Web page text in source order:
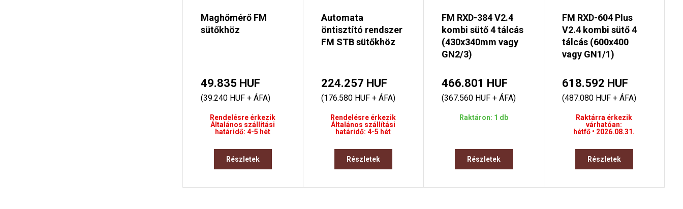
Maghőmérő FM
sütőkhöz
49.835 HUF
(39.240 HUF + ÁFA)
Rendelésre érkezik
Általános szállítási
határidő: 4-5 hét
Részletek
Automata
öntisztító rendszer
FM STB sütőkhöz
224.257 HUF
(176.580 HUF + ÁFA)
Rendelésre érkezik
Általános szállítási
határidő: 4-5 hét
Részletek
FM RXD-384 V2.4
kombi sütő 4 tálcás
(430x340mm vagy
GN2/3)
466.801 HUF
(367.560 HUF + ÁFA)
Raktáron: 1 db
Részletek
FM RXD-604 Plus
V2.4 kombi sütő 4
tálcás (600x400
vagy GN1/1)
618.592 HUF
(487.080 HUF + ÁFA)
Raktárra érkezik
várhatóan:
hétfő • 2026.08.31.
Részletek